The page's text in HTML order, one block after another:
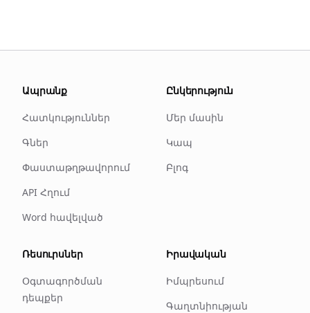
Ապրանք
Հատկություններ
Գներ
Փաստաթղթավորում
API Հղում
Word հավելված
Ընկերություն
Մեր մասին
Կապ
Բլոգ
Ռեսուրսներ
Օգտագործման
դեպքեր
Իրավական
Իմպրեսում
Գաղտնիության